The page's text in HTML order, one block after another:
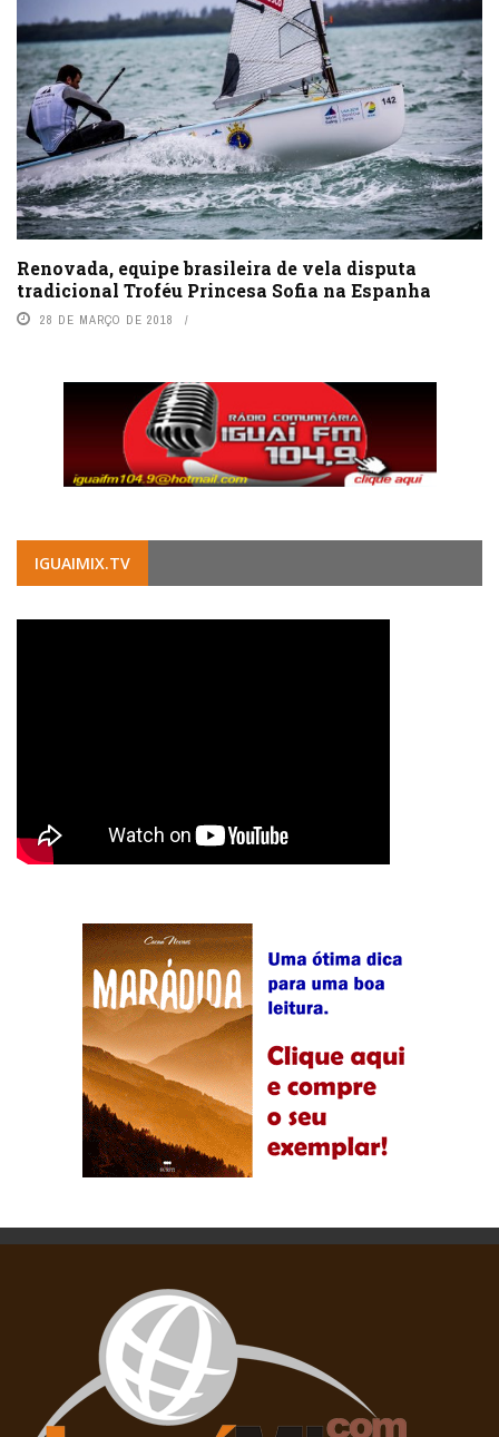
Renovada, equipe brasileira de vela disputa
tradicional Troféu Princesa Sofia na Espanha
28 DE MARÇO DE 2018
IGUAIMIX.TV